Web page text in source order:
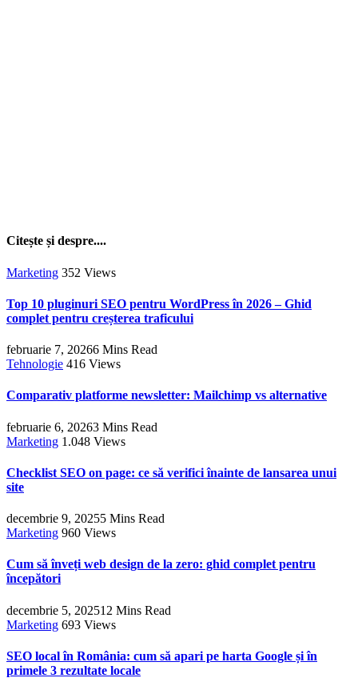
Citește și despre....
Marketing 352 Views
Top 10 pluginuri SEO pentru WordPress în 2026 – Ghid
complet pentru creșterea traficului
februarie 7, 20266 Mins Read
Tehnologie 416 Views
Comparativ platforme newsletter: Mailchimp vs alternative
februarie 6, 20263 Mins Read
Marketing 1.048 Views
Checklist SEO on page: ce să verifici înainte de lansarea unui
site
decembrie 9, 20255 Mins Read
Marketing 960 Views
Cum să înveți web design de la zero: ghid complet pentru
începători
decembrie 5, 202512 Mins Read
Marketing 693 Views
SEO local în România: cum să apari pe harta Google și în
primele 3 rezultate locale